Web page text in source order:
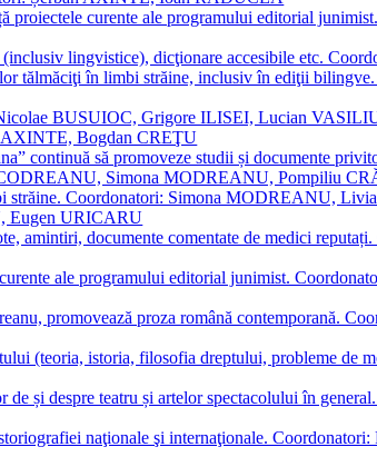
proiectele curente ale programului editorial
(inclusiv lingvistice), dicţionare accesibile etc.
tălmăciţi în limbi străine, inclusiv în ediţii
BUSUIOC, Grigore ILISEI, Lucian
AXINTE, Bogdan CREŢU
continuă să promoveze studii și documente
Simona MODREANU, Pompiliu
străine. Coordonatori: Simona MODREANU,
Eugen URICARU
amintiri, documente comentate de medici
ale programului editorial junimist.
promovează proza română contemporană.
(teoria, istoria, filosofia dreptului, probleme de
de și despre teatru și artelor spectacolului în
naţionale şi internaţionale.